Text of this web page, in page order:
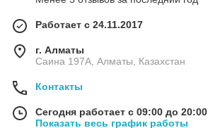
Работает с 24.11.2017
г. Алматы
Саина 197А, Алматы, Казахстан
Контакты
Сегодня работает с 09:00 до 20:00
Показать весь график работы